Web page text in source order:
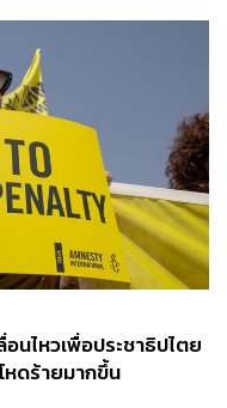
นไหวเพื่อประชาธิปไตย
หดร้ายมากขึ้น